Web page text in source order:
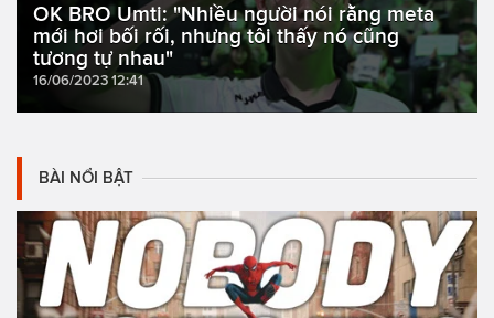
OK BRO Umti: "Nhiều người nói rằng meta
mới hơi bối rối, nhưng tôi thấy nó cũng
tương tự nhau"
16/06/2023 12:41
BÀI NỔI BẬT